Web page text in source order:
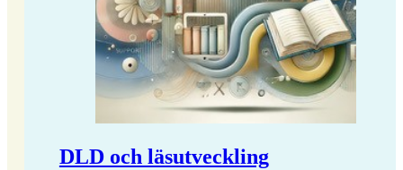
DLD och läsutveckling